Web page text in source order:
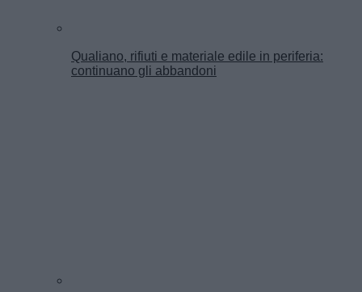
Qualiano, rifiuti e materiale edile in periferia:
continuano gli abbandoni